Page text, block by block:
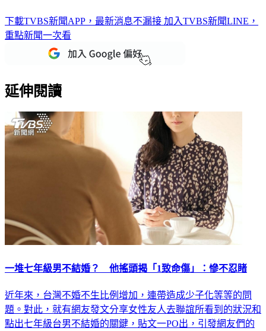
下載TVBS新聞APP，最新消息不漏接 加入TVBS新聞LINE，
重點新聞一次看
延伸閱讀
一堆七年級男不結婚？ 他搖頭揭「1致命傷」：慘不忍睹
近年來，台灣不婚不生比例增加，連帶造成少子化等等的問
題。對此，就有網友發文分享女性友人去聯誼所看到的狀況和
點出七年級台男不結婚的關鍵，貼文一PO出，引發網友們的